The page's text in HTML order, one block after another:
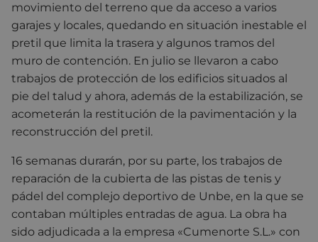
movimiento del terreno que da acceso a varios
garajes y locales, quedando en situación inestable el
pretil que limita la trasera y algunos tramos del
muro de contención. En julio se llevaron a cabo
trabajos de protección de los edificios situados al
pie del talud y ahora, además de la estabilización, se
acometerán la restitución de la pavimentación y la
reconstrucción del pretil.
16 semanas durarán, por su parte, los trabajos de
reparación de la cubierta de las pistas de tenis y
pádel del complejo deportivo de Unbe, en la que se
contaban múltiples entradas de agua. La obra ha
sido adjudicada a la empresa «Cumenorte S.L.» con